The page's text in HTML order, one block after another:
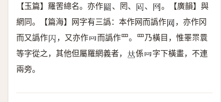
【玉篇】羅罟總名。亦作𦁒 、罔、 𠕈 、 𦉯 。【廣韻】與
網同。【篇海】网字有三譌：本作网而譌作𦉳 ，亦作冈
而又譌作𠔿，又亦作𦉰而譌作罒。罒乃橫目，惟睪眔睘
等字從之，其他但屬羅網義者， 𠀤係𦉰字下橫畫，不連
兩旁。